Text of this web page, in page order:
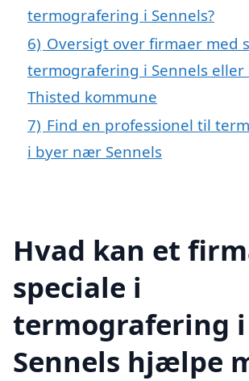
termografering i Sennels?
6) Oversigt over firmaer med
termografering i Sennels eller
Thisted kommune
7) Find en professionel til
i byer nær Sennels
Hvad kan et
speciale i
termografering i
Sennels hjælpe